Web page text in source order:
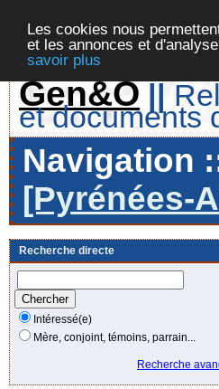
Les cookies nous
et les annonces et
savoir plus
Gen&O ||
et documents
Navigation
[Pyrénées-
Recherche directe
Intéressé(e)
Mère, conjoint, témoins, parrain...
Recherche